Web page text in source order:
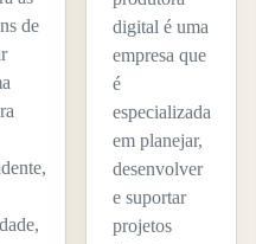
de
digital é uma
empresa que
é
especializada
em planejar,
desenvolver
e suportar
projetos